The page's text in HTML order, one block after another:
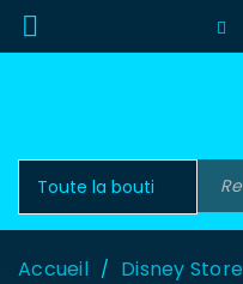
Accueil / Disney Store